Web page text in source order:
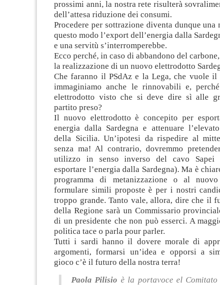
prossimi anni, la nostra rete risulterà
dell’attesa riduzione dei consumi.
Procedere per sottrazione diventa dunque una
questo modo l’export dell’energia dalla
e una servitù s’interromperebbe.
Ecco perché, in caso di abbandono del
la realizzazione di un nuovo elettrodotto
Che faranno il PSdAz e la Lega, che vuole il
immaginiamo anche le rinnovabili e,
elettrodotto visto che si deve dire sì alle
partito preso?
Il nuovo elettrodotto è concepito per
energia dalla Sardegna e attenuare
della Sicilia. Un’ipotesi da rispedire al
senza ma! Al contrario, dovremmo
utilizzo in senso inverso del cavo Sapei
esportare l’energia dalla Sardegna). Ma è
programma di metanizzazione o al
formulare simili proposte è per i nostri
troppo grande. Tanto vale, allora, dire che il
della Regione sarà un Commissario
di un presidente che non può esserci. A
politica tace o parla pour parler.
Tutti i sardi hanno il dovere morale di
argomenti, formarsi un’idea e opporsi a
gioco c’è il futuro della nostra terra!
Paola Pilisio è la portavoce el Comitato